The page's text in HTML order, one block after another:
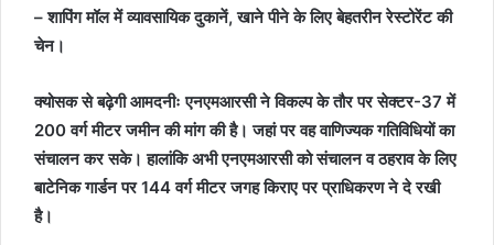
– शापिंग मॉल में व्यावसायिक दुकानें, खाने पीने के लिए बेहतरीन रेस्टोरेंट की
चेन।
क्योसक से बढ़ेगी आमदनीः एनएमआरसी ने विकल्प के तौर पर सेक्टर-37 में
200 वर्ग मीटर जमीन की मांग की है। जहां पर वह वाणिज्यक गतिविधियों का
संचालन कर सके। हालांकि अभी एनएमआरसी को संचालन व ठहराव के लिए
बाटेनिक गार्डन पर 144 वर्ग मीटर जगह किराए पर प्राधिकरण ने दे रखी
है।